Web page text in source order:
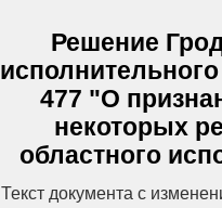
Решение
477 "О
некоторых
областного
Текст документа с